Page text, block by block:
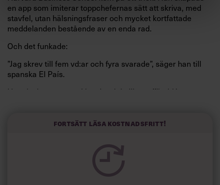
en app som imiterar toppchefernas sätt att skriva, med
stavfel, utan hälsningsfraser och mycket kortfattade
meddelanden bestående av en enda rad.
Och det funkade:
”Jag skrev till fem vd:ar och fyra svarade”, säger han till
spanska El País.
Horwitz har nu utvecklat sitt trick till en affärsidé: appen
kortfattat slarviga vd-stilen.
Fortsätt läsa kostnadsfritt!